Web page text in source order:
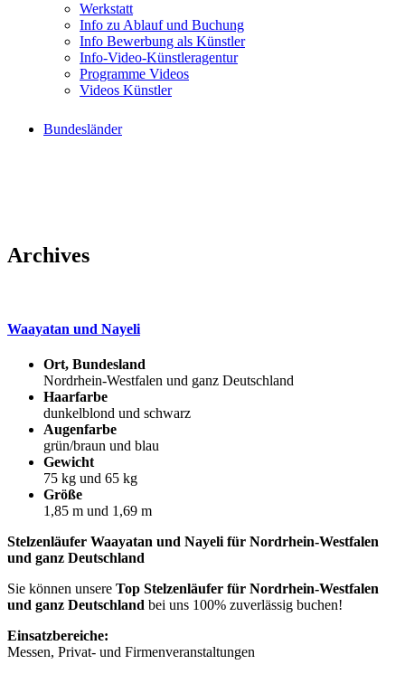
Werkstatt
Info zu Ablauf und Buchung
Info Bewerbung als Künstler
Info-Video-Künstleragentur
Programme Videos
Videos Künstler
Bundesländer
Archives
Waayatan und Nayeli
Ort, Bundesland
Nordrhein-Westfalen und ganz Deutschland
Haarfarbe
dunkelblond und schwarz
Augenfarbe
grün/braun und blau
Gewicht
75 kg und 65 kg
Größe
1,85 m und 1,69 m
Stelzenläufer Waayatan und Nayeli für Nordrhein-Westfalen
und ganz Deutschland
Sie können unsere Top Stelzenläufer für Nordrhein-Westfalen
und ganz Deutschland bei uns 100% zuverlässig buchen!
Einsatzbereiche:
Messen, Privat- und Firmenveranstaltungen